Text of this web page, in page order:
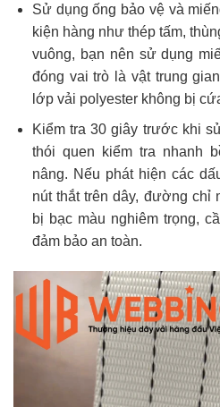
Sử dụng ống bảo vệ và
kiện hàng như thép tấm,
vuông, bạn nên sử dụng
đóng vai trò là vật trung
lớp vải polyester không bị
Kiểm tra 30 giây trước khi
thói quen kiểm tra nhanh
nâng. Nếu phát hiện các
nút thắt trên dây, đường chỉ
bị bạc màu nghiêm trọng,
đảm bảo an toàn.